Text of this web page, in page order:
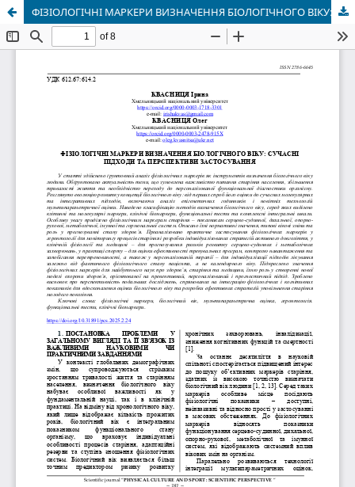
ФІЗІОЛОГІЧНІ МАРКЕРИ ВИЗНАЧЕННЯ БІОЛОГІЧНОГО ВІКУ: СУЧАСНІ ПІДХОДИ ТА ПЕРСПЕКТИВИ ЗАСТОСУВАННЯ